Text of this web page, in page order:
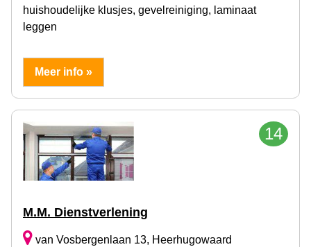
huishoudelijke klusjes, gevelreiniging, laminaat
leggen
Meer info »
14
M.M. Dienstverlening
van Vosbergenlaan 13, Heerhugowaard